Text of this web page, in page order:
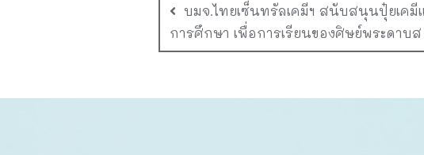
บมจ.ไทยเซ็นทรัลเคมีฯ สนับสนุนปุ๋ยเคมี
การศึกษา เพื่อการเรียนของศิษย์พระดาบส